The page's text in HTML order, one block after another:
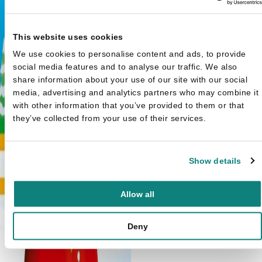
This website uses cookies
We use cookies to personalise content and ads, to provide
social media features and to analyse our traffic. We also
share information about your use of our site with our social
media, advertising and analytics partners who may combine it
with other information that you’ve provided to them or that
they’ve collected from your use of their services.
Show details
Allow all
Deny